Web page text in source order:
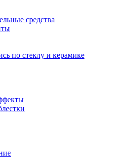
средства
по стеклу и керамике